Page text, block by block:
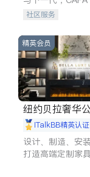
携手建设包容、
社区服务
精英会员
纽约贝拉奢华公司
A LUXE
iTalkBB精英认证
设计、制造、安
打造高端定制家